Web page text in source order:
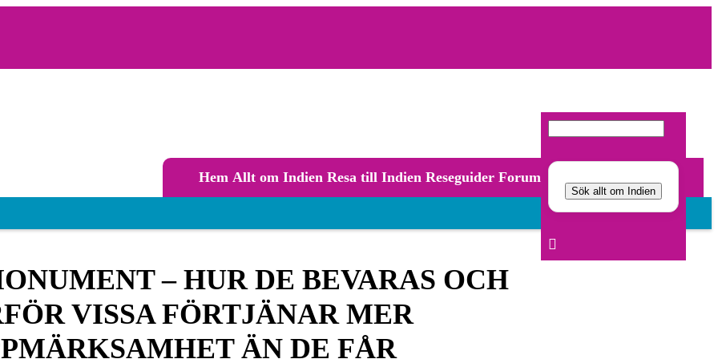
Huvudmeny
Hem Allt om Indien Resa till Indien Reseguider Forum
Sök allt om Indien
– HUR DE BEVARAS OCH
VISSA FÖRTJÄNAR MER
ÄN DE FÅR